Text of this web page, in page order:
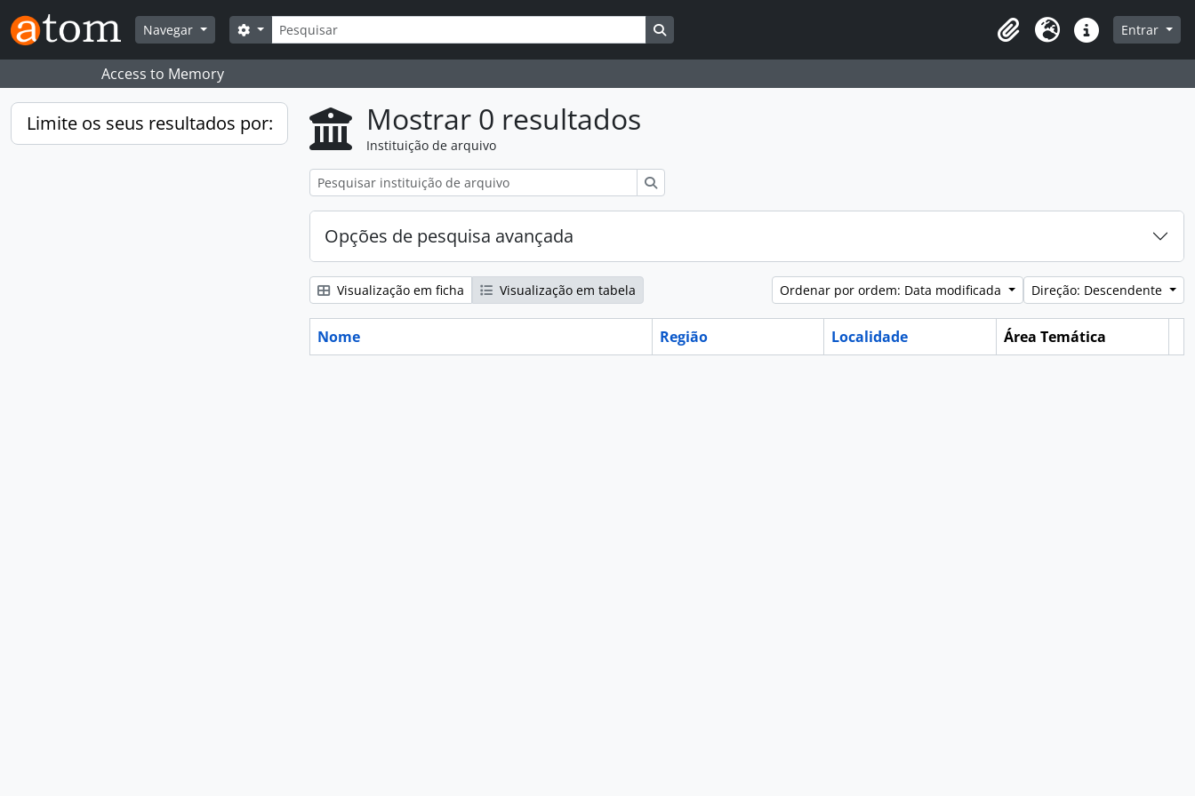
Skip to main content
Navegar
Pesquisar
Search options
Área de transferência
Idioma Ligações rápidas
Entrar
Access to Memory
Limite os seus resultados por: Mostrar 0 resultados
Instituição de arquivo
Opções de pesquisa avançada
Visualização em ficha Visualização em tabela Ordenar por ordem: Data modificada Direção: Descendente
Nome Região Localidade
Área Temática